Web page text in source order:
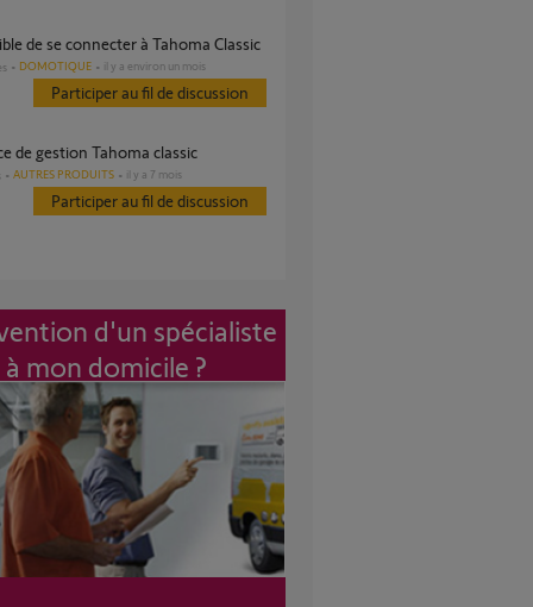
de se connecter à Tahoma Classic
DOMOTIQUE il y a environ un mois
Participer au fil de discussion
de gestion Tahoma classic
AUTRES PRODUITS il y a 7 mois
Participer au fil de discussion
d'un spécialiste
à mon domicile ?